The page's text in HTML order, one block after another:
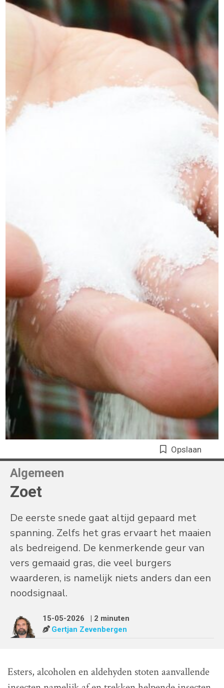
Opslaan
Algemeen
Zoet
De eerste snede gaat altijd gepaard met
spanning. Zelfs het gras ervaart het maaien
als bedreigend. De kenmerkende geur van
vers gemaaid gras, die veel burgers
waarderen, is namelijk niets anders dan een
noodsignaal.
15-05-2026
| 2 minuten
Gertjan Zevenbergen
Esters, alcoholen en aldehyden stoten aanvallende